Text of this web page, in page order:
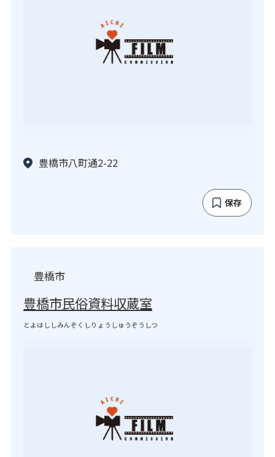
豊橋市八町通2-22
保存
豊橋市
豊橋市民俗資料収蔵室
とよはししみんぞくしりょうしゅうぞうしつ